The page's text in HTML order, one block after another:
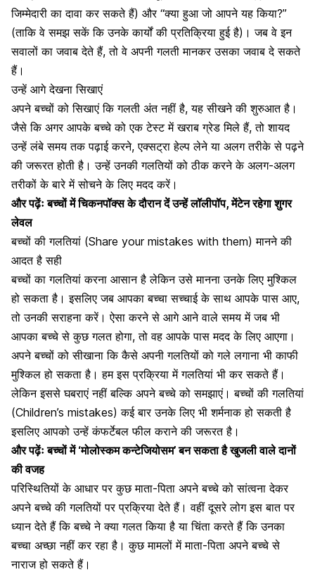
जिम्मेदारी का दावा कर सकते हैं) और “क्या हुआ जो आपने यह किया?”
(ताकि वे समझ सकें कि उनके कार्यों की प्रतिक्रिया हुई है)। जब वे इन
सवालों का जवाब देते हैं, तो वे अपनीगलती मानकरउसका जवाब दे सकते
हैं।
उन्हें आगे देखना सिखाएं
अपने बच्चों को सिखाएं कि गलती अंत नहीं है, यह सीखने की शुरुआत है।
जैसे कि अगर आपके बच्चे को एक टेस्ट में खराब ग्रेड मिले हैं, तो शायद
उन्हें लंबे समय तक पढ़ाई करने, एक्सट्रा हेल्प लेने या अलग तरीके से पढ़ने
की जरूरत होती है। उन्हें उनकीगलतियों को ठीक करने के अलग-अलग
तरीकों के बारे मेंसोचनेके लिए मदद करें।
और पढ़ेंःबच्चों में चिकनपॉक्स के दौरान दें उन्हें लॉलीपॉप, मेंटेन रहेगा शुगर
लेवल
बच्चों की गलतियां (Share your mistakes with them) मानने की
आदत है सही
बच्चों का गलतियां करना आसान है लेकिन उसे मानना उनके लिए मुश्किल
हो सकता है। इसलिए जब आपका बच्चा सच्चाई के साथ आपके पास आए,
तो उनकीसराहना करें। ऐसा करने से आगे आने वाले समय में जब भी
आपका बच्चे से कुछ गलत होगा, तो वह आपके पास मदद के लिए आएगा।
अपनेबच्चों को सीखाना कि कैसे अपनी गलतियों को गले लगाना भी काफी
मुश्किल हो सकता है। हम इस प्रक्रिया में गलतियां भी कर सकते हैं।
लेकिन इससे घबराएं नहीं बल्कि अपने बच्चे को समझाएं। बच्चों की गलतियां
(Children’s mistakes) कई बार उनके लिए भी शर्मनाक हो सकती है
इसलिए आपको उन्हें कंफर्टेबल फील कराने की जरूरत है।
और पढ़ेंःबच्चों में ‘मोलोस्कम कन्टेजियोसम’ बन सकता है खुजली वाले दानों
की वजह
परिस्थितियों के आधार पर कुछ माता-पिता अपने बच्चे को सांत्वना देकर
अपने बच्चे की गलतियों पर प्रक्रिया देते हैं। वहीं दूसरे लोग इस बात पर
ध्यान देते हैं कि बच्चे ने क्या गलत किया है या चिंता करते हैं कि उनका
बच्चा अच्छा नहीं कर रहा है। कुछ मामलों में माता-पिता अपने बच्चे से
नाराज हो सकते हैं।